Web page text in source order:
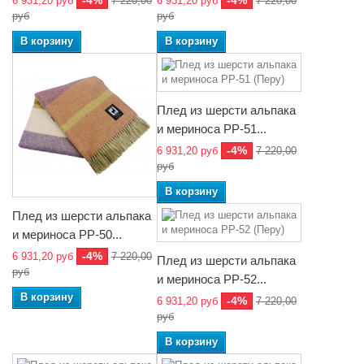
руб
В корзину
руб
В корзину
Плед из шерсти альпака
и мериноса РР-50...
6 931,20 руб -4%
7 220,00
руб
В корзину
Плед из шерсти альпака
и мериноса РР-51...
6 931,20 руб -4%
7 220,00
руб
В корзину
Плед из шерсти альпака
и мериноса РР-52...
6 931,20 руб -4%
7 220,00
руб
В корзину